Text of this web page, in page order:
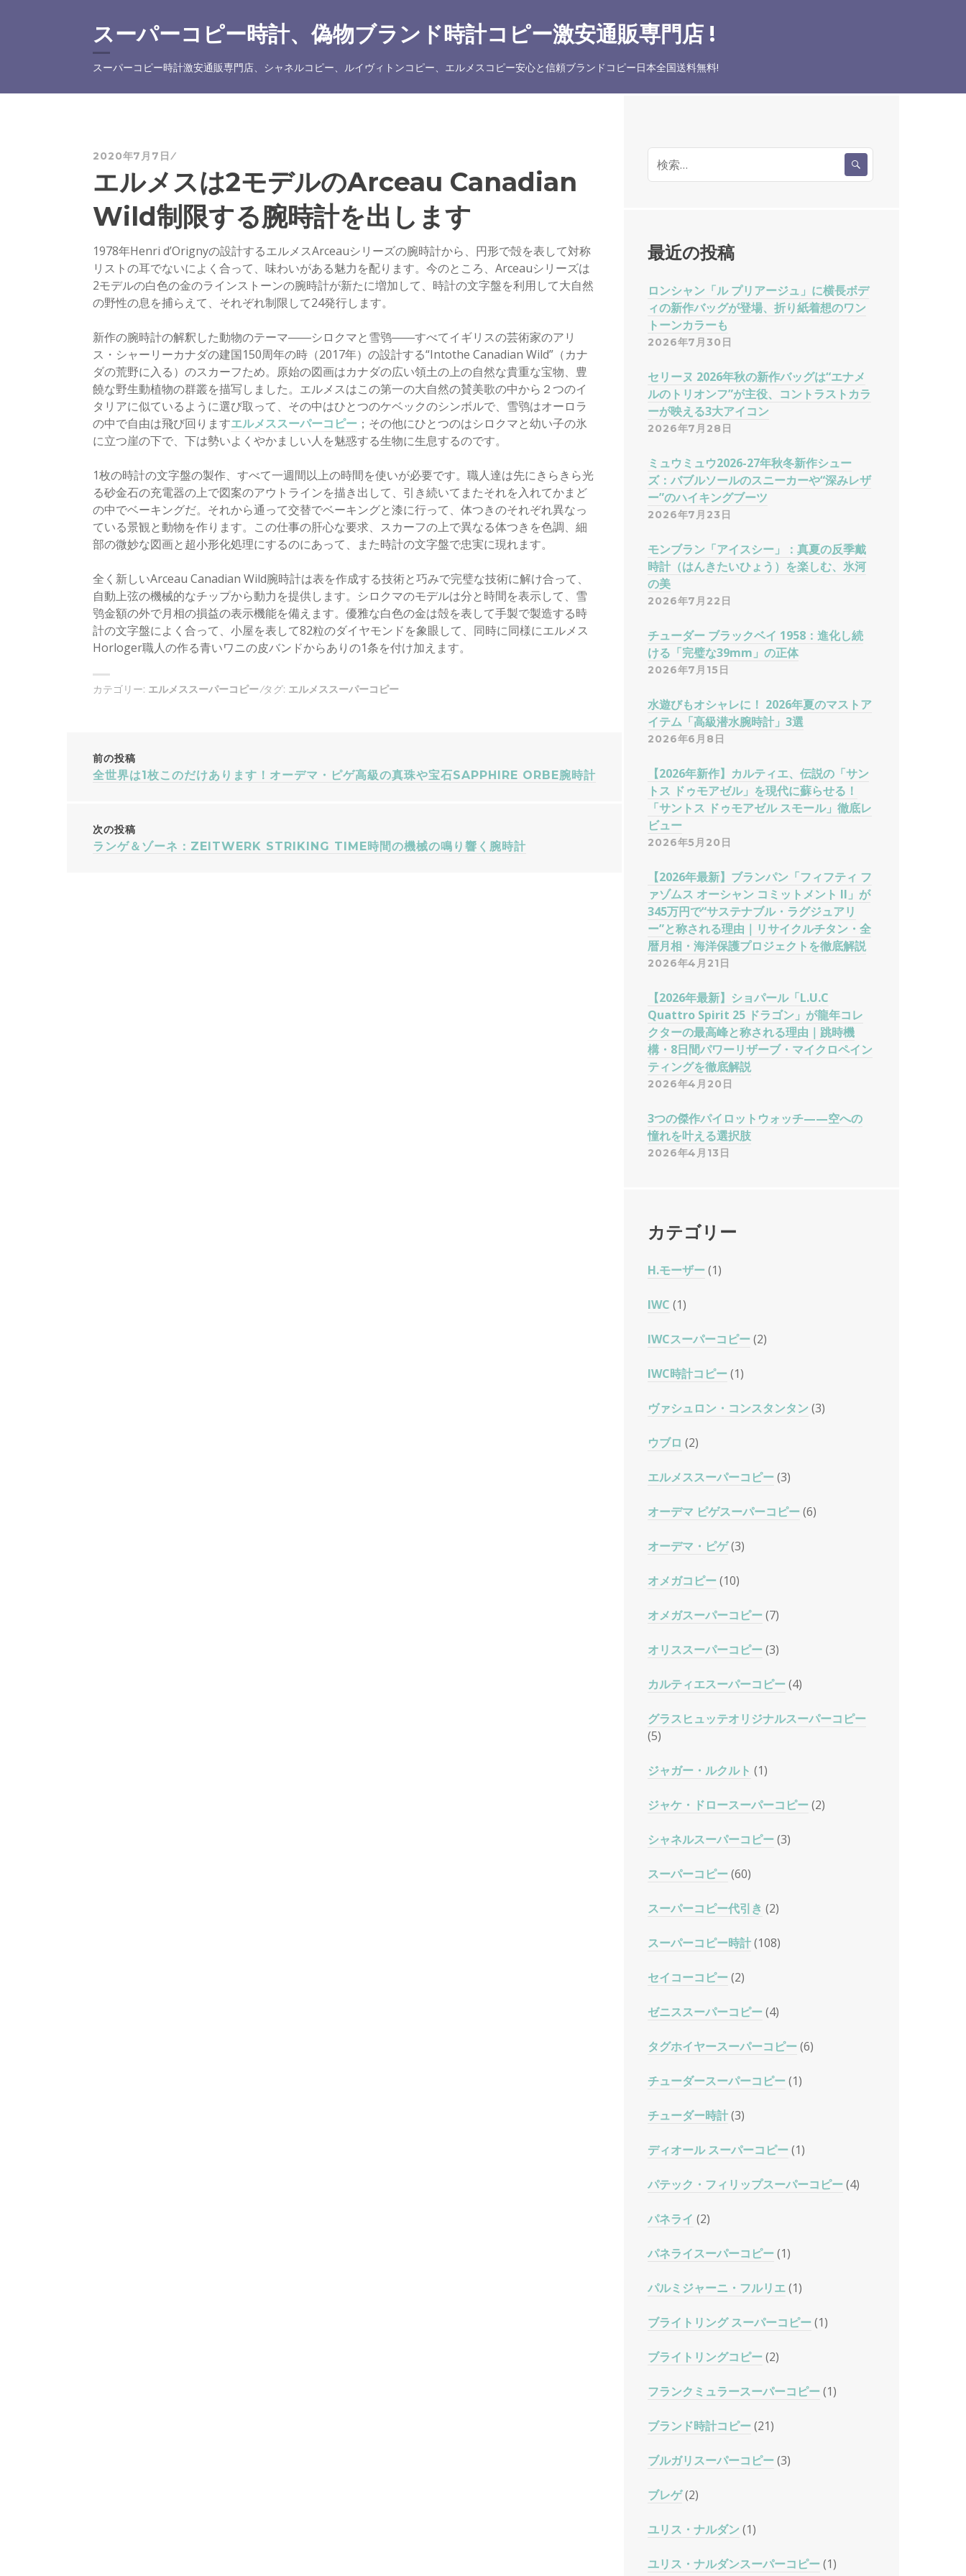
へ
スーパーコピー時計、偽物ブランド時計コピー激安通販専門店 !
スーパーコピー時計激安通販専門店、シャネルコピー、ルイヴィトンコピー、エルメスコピー安心と信頼ブランドコピー日本全国送料無料!
2020年7月7日
エルメスは2モデルのArceau Canadian
Wild制限する腕時計を出します
1978年Henri d’Orignyの設計するエルメスArceauシリーズの腕時計から、円形で殻を表して対称
リストの耳でないによく合って、味わいがある魅力を配ります。今のところ、Arceauシリーズは
2モデルの白色の金のラインストーンの腕時計が新たに増加して、時計の文字盤を利用して大自然
の野性の息を捕らえて、それぞれ制限して24発行します。
新作の腕時計の解釈した動物のテーマ――シロクマと雪鸮――すべてイギリスの芸術家のアリ
ス・シャーリーカナダの建国150周年の時（2017年）の設計する“Intothe Canadian Wild”（カナ
ダの荒野に入る）のスカーフため。原始の図画はカナダの広い領土の上の自然な貴重な宝物、豊
饒な野生動植物の群叢を描写しました。エルメスはこの第一の大自然の賛美歌の中から２つのイ
タリアに似ているように選び取って、その中はひとつのケベックのシンボルで、雪鸮はオーロラ
の中で自由は飛び回りますエルメススーパーコピー ；その他にひとつのはシロクマと幼い子の氷
に立つ崖の下で、下は勢いよくやかましい人を魅惑する生物に生息するのです。
1枚の時計の文字盤の製作、すべて一週間以上の時間を使いが必要です。職人達は先にきらきら光
る砂金石の充電器の上で図案のアウトラインを描き出して、引き続いてまたそれを入れてかまど
の中でベーキングだ。それから通って交替でベーキングと漆に行って、体つきのそれぞれ異なっ
ている景観と動物を作ります。この仕事の肝心な要求、スカーフの上で異なる体つきを色調、細
部の微妙な図画と超小形化処理にするのにあって、また時計の文字盤で忠実に現れます。
全く新しいArceau Canadian Wild腕時計は表を作成する技術と巧みで完璧な技術に解け合って、
自動上弦の機械的なチップから動力を提供します。シロクマのモデルは分と時間を表示して、雪
鸮金額の外で月相の損益の表示機能を備えます。優雅な白色の金は殻を表して手製で製造する時
計の文字盤によく合って、小屋を表して82粒のダイヤモンドを象眼して、同時に同様にエルメス
Horloger職人の作る青いワニの皮バンドからありの1条を付け加えます。
カテゴリー: エルメススーパーコピー タグ: エルメススーパーコピー
投
ナ
前の投稿
全世界は1枚このだけあります！オーデマ・ピゲ高級の真珠や宝石SAPPHIRE ORBE腕時計
次の投稿
ランゲ＆ゾーネ：ZEITWERK STRIKING TIME時間の機械の鳴り響く腕時計
検
索
最近の投稿
ロンシャン「ル プリアージュ」に横長ボデ
ィの新作バッグが登場、折り紙着想のワン
トーンカラーも
2026年7月30日
セリーヌ 2026年秋の新作バッグは“エナメ
ルのトリオンフ”が主役、コントラストカラ
ーが映える3大アイコン
2026年7月28日
ミュウミュウ2026-27年秋冬新作シュー
ズ：バブルソールのスニーカーや“深みレザ
ー”のハイキングブーツ
2026年7月23日
モンブラン「アイスシー」：真夏の反季戴
時計（はんきたいひょう）を楽しむ、氷河
の美
2026年7月22日
チューダー ブラックベイ 1958：進化し続
ける「完璧な39mm」の正体
2026年7月15日
水遊びもオシャレに！ 2026年夏のマストア
イテム「高級潜水腕時計」3選
2026年6月8日
【2026年新作】カルティエ、伝説の「サン
トス ドゥモアゼル」を現代に蘇らせる！
「サントス ドゥモアゼル スモール」徹底レ
ビュー
2026年5月20日
【2026年最新】ブランパン「フィフティ フ
ァゾムス オーシャン コミットメント II」が
345万円で“サステナブル・ラグジュアリ
ー”と称される理由｜リサイクルチタン・全
暦月相・海洋保護プロジェクトを徹底解説
2026年4月21日
【2026年最新】ショパール「L.U.C
Quattro Spirit 25 ドラゴン」が龍年コレ
クターの最高峰と称される理由｜跳時機
構・8日間パワーリザーブ・マイクロペイン
ティングを徹底解説
2026年4月20日
3つの傑作パイロットウォッチ——空への
憧れを叶える選択肢
2026年4月13日
カテゴリー
H.モーザー(1)
IWC (1)
IWCスーパーコピー(2)
IWC時計コピー(1)
ヴァシュロン・コンスタンタン (3)
ウブロ (2)
エルメススーパーコピー(3)
オーデマ ピゲスーパーコピー(6)
オーデマ・ピゲ(3)
オメガコピー(10)
オメガスーパーコピー(7)
オリススーパーコピー(3)
カルティエスーパーコピー(4)
グラスヒュッテオリジナルスーパーコピー
(5)
ジャガー・ルクルト (1)
ジャケ・ドロースーパーコピー(2)
シャネルスーパーコピー(3)
スーパーコピー(60)
スーパーコピー代引き (2)
スーパーコピー時計(108)
セイコーコピー(2)
ゼニススーパーコピー(4)
タグホイヤースーパーコピー(6)
チューダースーパーコピー(1)
チューダー時計(3)
ディオール スーパーコピー(1)
パテック・フィリップスーパーコピー(4)
パネライ (2)
パネライスーパーコピー(1)
パルミジャーニ・フルリエ(1)
ブライトリング スーパーコピー(1)
ブライトリングコピー(2)
フランクミュラースーパーコピー(1)
ブランド時計コピー(21)
ブルガリスーパーコピー(3)
ブレゲ(2)
ユリス・ナルダン (1)
ユリス・ナルダンスーパーコピー(1)